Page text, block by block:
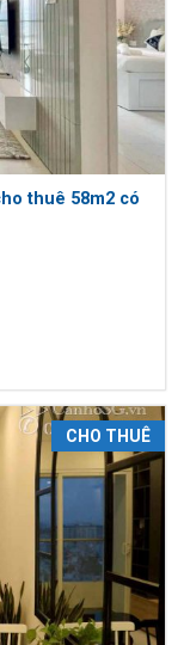
thuê 58m2 có
CHO THUÊ